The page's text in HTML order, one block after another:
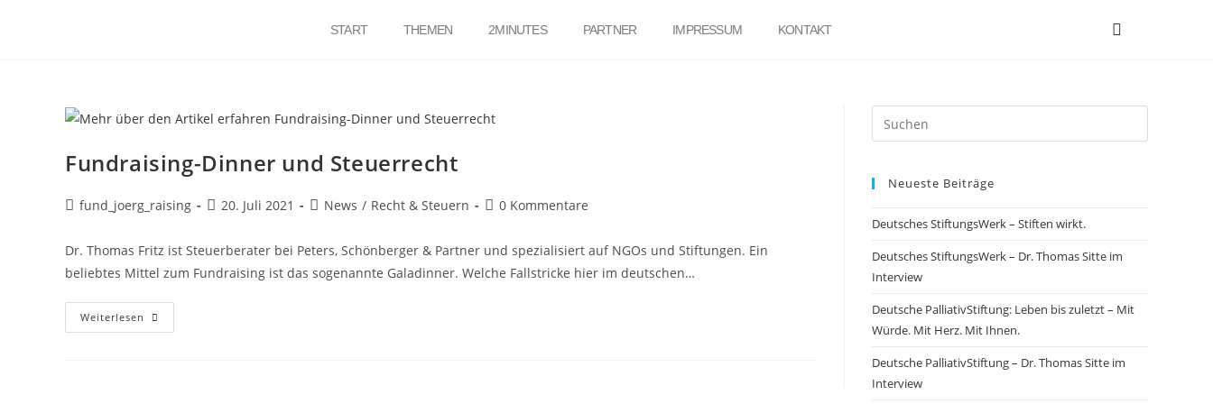
START THEMEN 2MINUTES PARTNER IMPRESSUM KONTAKT
Fundraising-Dinner und Steuerrecht
fund_joerg_raising 20. Juli 2021 News / Recht & Steuern 0 Kommentare
Dr. Thomas Fritz ist Steuerberater bei Peters, Schönberger & Partner und spezialisiert auf NGOs und Stiftungen. Ein
beliebtes Mittel zum Fundraising ist das sogenannte Galadinner. Welche Fallstricke hier im deutschen…
Weiterlesen
Neueste Beiträge
Deutsches StiftungsWerk – Stiften wirkt.
Deutsches StiftungsWerk – Dr. Thomas Sitte im
Interview
Deutsche PalliativStiftung: Leben bis zuletzt – Mit
Würde. Mit Herz. Mit Ihnen.
Deutsche PalliativStiftung – Dr. Thomas Sitte im
Interview